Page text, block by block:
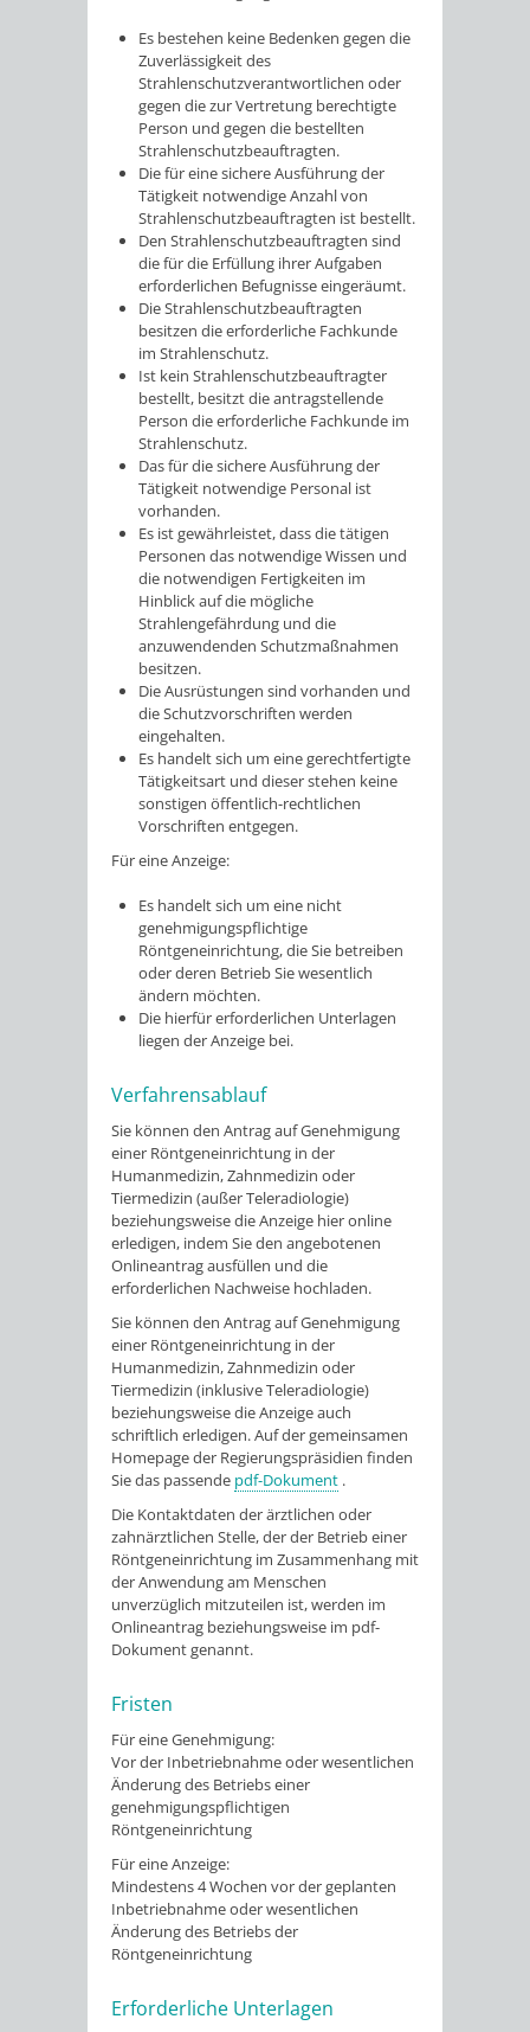
Es bestehen keine Bedenken gegen die
Zuverlässigkeit des
Strahlenschutzverantwortlichen oder
gegen die zur Vertretung berechtigte
Person und gegen die bestellten
Strahlenschutzbeauftragten.
Die für eine sichere Ausführung der
Tätigkeit notwendige Anzahl von
Strahlenschutzbeauftragten ist bestellt.
Den Strahlenschutzbeauftragten sind
die für die Erfüllung ihrer Aufgaben
erforderlichen Befugnisse eingeräumt.
Die Strahlenschutzbeauftragten
besitzen die erforderliche Fachkunde
im Strahlenschutz.
Ist kein Strahlenschutzbeauftragter
bestellt, besitzt die antragstellende
Person die erforderliche Fachkunde im
Strahlenschutz.
Das für die sichere Ausführung der
Tätigkeit notwendige Personal ist
vorhanden.
Es ist gewährleistet, dass die tätigen
Personen das notwendige Wissen und
die notwendigen Fertigkeiten im
Hinblick auf die mögliche
Strahlengefährdung und die
anzuwendenden Schutzmaßnahmen
besitzen.
Die Ausrüstungen sind vorhanden und
die Schutzvorschriften werden
eingehalten.
Es handelt sich um eine gerechtfertigte
Tätigkeitsart und dieser stehen keine
sonstigen öffentlich-rechtlichen
Vorschriften entgegen.
Für eine Anzeige:
Es handelt sich um eine nicht
genehmigungspflichtige
Röntgeneinrichtung, die Sie betreiben
oder deren Betrieb Sie wesentlich
ändern möchten.
Die hierfür erforderlichen Unterlagen
liegen der Anzeige bei.
Verfahrensablauf
Sie können den Antrag auf Genehmigung
einer Röntgeneinrichtung in der
Humanmedizin, Zahnmedizin oder
Tiermedizin (außer Teleradiologie)
beziehungsweise die Anzeige hier online
erledigen, indem Sie den angebotenen
Onlineantrag ausfüllen und die
erforderlichen Nachweise hochladen.
Sie können den Antrag auf Genehmigung
einer Röntgeneinrichtung in der
Humanmedizin, Zahnmedizin oder
Tiermedizin (inklusive Teleradiologie)
beziehungsweise die Anzeige auch
schriftlich erledigen. Auf der gemeinsamen
Homepage der Regierungspräsidien finden
Sie das passende pdf-Dokument .
Die Kontaktdaten der ärztlichen oder
zahnärztlichen Stelle, der der Betrieb einer
Röntgeneinrichtung im Zusammenhang mit
der Anwendung am Menschen
unverzüglich mitzuteilen ist, werden im
Onlineantrag beziehungsweise im pdf-
Dokument genannt.
Fristen
Für eine Genehmigung:
Vor der Inbetriebnahme oder wesentlichen
Änderung des Betriebs einer
genehmigungspflichtigen
Röntgeneinrichtung
Für eine Anzeige:
Mindestens 4 Wochen vor der geplanten
Inbetriebnahme oder wesentlichen
Änderung des Betriebs der
Röntgeneinrichtung
Erforderliche Unterlagen